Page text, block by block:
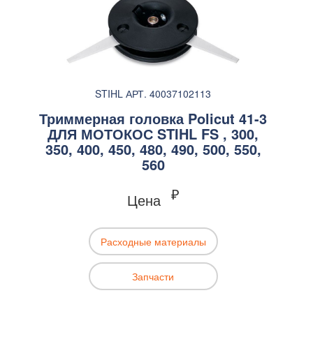
STIHL АРТ. 40037102113
Триммерная головка Policut 41-3
ДЛЯ МОТОКОС STIHL FS , 300,
350, 400, 450, 480, 490, 500, 550,
560
Цена ₽
Расходные материалы
Запчасти